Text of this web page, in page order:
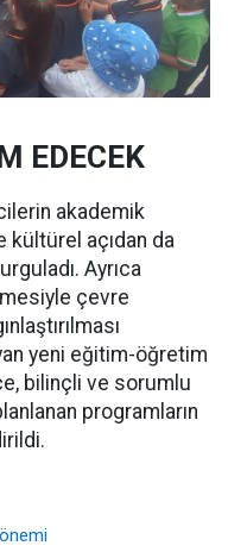
EDECEK
akademik
kültürel açıdan da
Ayrıca
çevre
yeni eğitim-öğretim
bilinçli ve sorumlu
programların